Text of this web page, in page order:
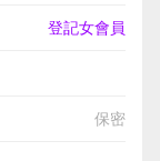
登記女會員
保密